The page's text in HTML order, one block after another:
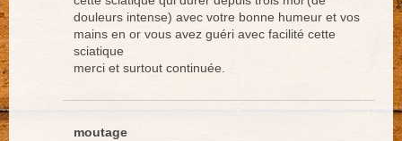
douleurs intense) avec votre bonne humeur et vos
mains en or vous avez guéri avec facilité cette
sciatique
merci et surtout continuée.
moutage